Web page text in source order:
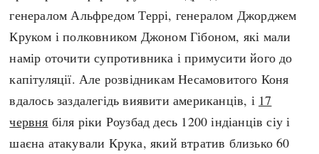
генералом Альфредом Террі, генералом Джорджем
Круком і полковником Джоном Гібоном, які мали
намір оточити супротивника і примусити його до
капітуляції. Але розвідникам Несамовитого Коня
вдалось заздалегідь виявити американців, і 17
червня біля ріки Роузбад десь 1200 індіанців сіу і
шаєна атакували Крука, який втратив близько 60